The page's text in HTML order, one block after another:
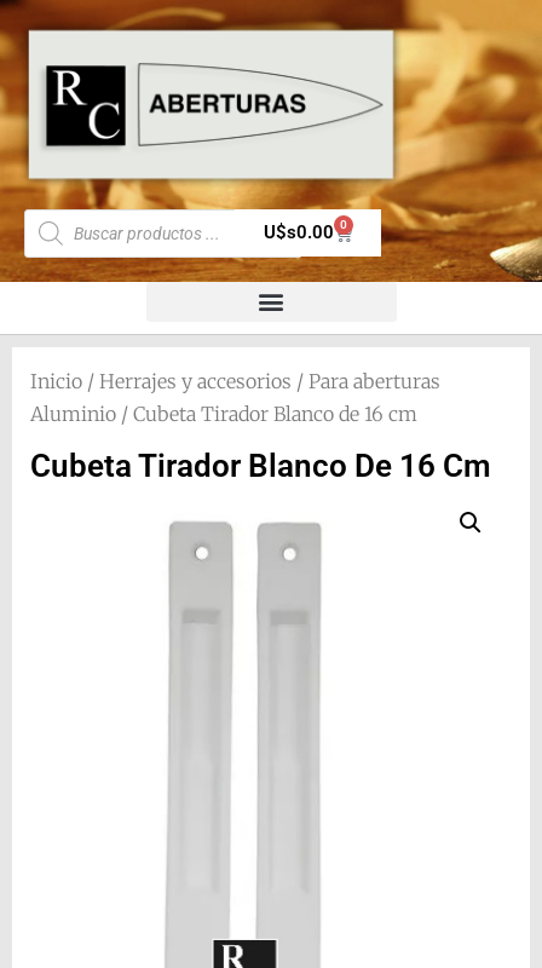
U$s0.00 0
Inicio / Herrajes y accesorios / Para aberturas
Aluminio / Cubeta Tirador Blanco de 16 cm
Cubeta Tirador Blanco De 16 Cm